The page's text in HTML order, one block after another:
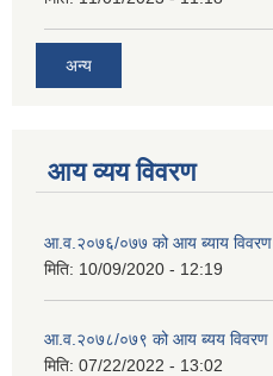
अन्य
आय व्यय विवरण
आ.व.२०७६/०७७ को आय ब्याय विवरण
मिति: 10/09/2020 - 12:19
आ.व.२०७८/०७९ को आय ब्यय विवरण
मिति: 07/22/2022 - 13:02